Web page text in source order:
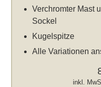
Verchromter Mast
Sockel
Kugelspitze
Alle Variationen
inkl.